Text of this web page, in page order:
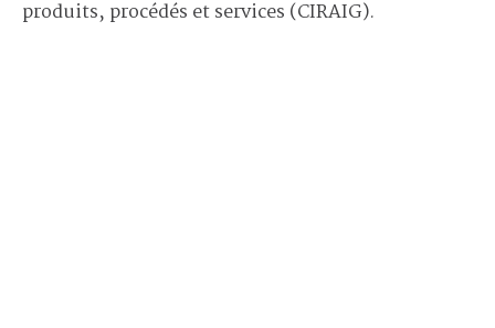
produits, procédés et services (CIRAIG).